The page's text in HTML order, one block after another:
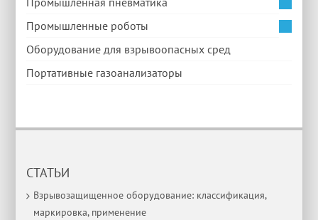
Промышленные роботы
Оборудование для взрывоопасных сред
Портативные газоанализаторы
СТАТЬИ
Взрывозащищенное оборудование: классификация,
маркировка, применение